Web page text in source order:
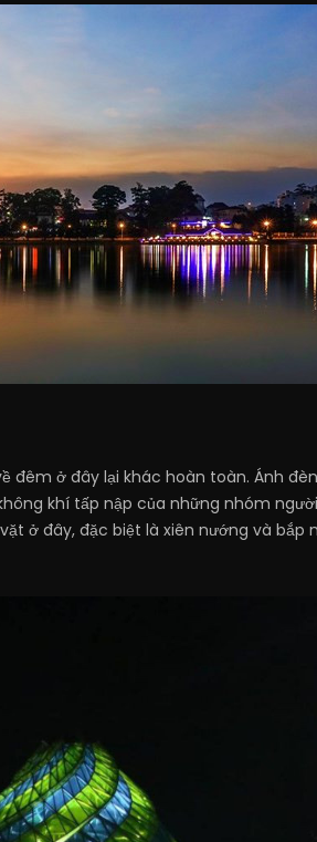
đêm ở đây lại khác hoàn toàn. Ánh
khí tấp nập của những nhóm
ở đây, đặc biệt là xiên nướng và bắp